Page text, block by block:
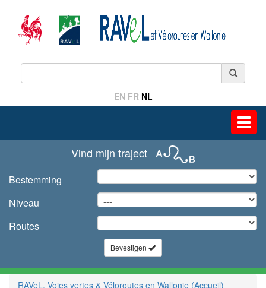
EN FR NL
Vind mijn traject
Bestemming
Niveau
Routes
Bevestigen
RAVeL, Voies vertes & Véloroutes en Wallonie (Accueil)